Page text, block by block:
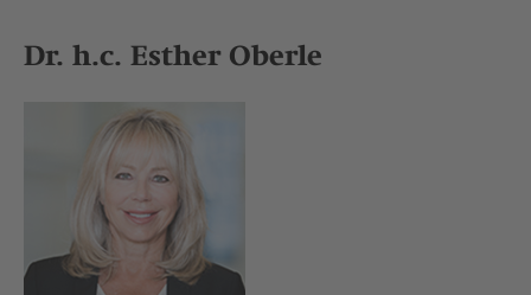
Dr. h.c. Esther Oberle